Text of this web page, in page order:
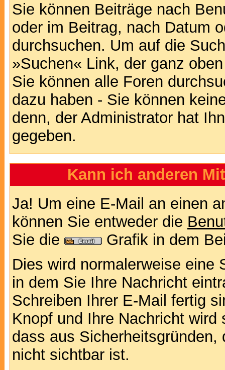
Sie können Beiträge nach
oder im Beitrag, nach Datum
durchsuchen. Um auf die
»Suchen« Link, der ganz
Sie können alle Foren
dazu haben - Sie können
denn, der Administrator hat
gegeben.
Kann ich anderen
Ja! Um eine E-Mail an einen
können Sie entweder die
Sie die
Grafik in dem
Dies wird normalerweise eine
in dem Sie Ihre Nachricht
Schreiben Ihrer E-Mail fertig
Knopf und Ihre Nachricht
dass aus
nicht sichtbar ist.